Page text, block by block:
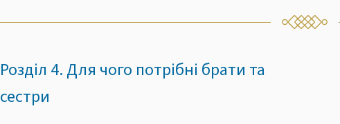
Розділ 4. Для чого потрібні брати та
сестри